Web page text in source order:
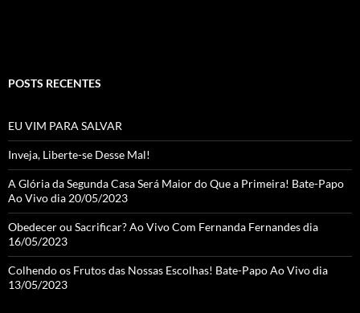
el
POSTS RECENTES
EU VIM PARA SALVAR
Inveja, Liberte-se Desse Mal!
A Glória da Segunda Casa Será Maior do Que a Primeira! Bate-Papo
Ao Vivo dia 20/05/2023
Obedecer ou Sacrificar? Ao Vivo Com Fernanda Fernandes dia
16/05/2023
Colhendo os Frutos das Nossas Escolhas! Bate-Papo Ao Vivo dia
13/05/2023